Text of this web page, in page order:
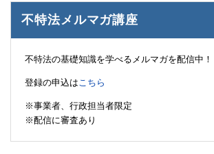
不特法メルマガ講座
不特法の基礎知識を学べるメルマガを配信中！
登録の申込は こちら
※事業者、行政担当者限定
※配信に審査あり